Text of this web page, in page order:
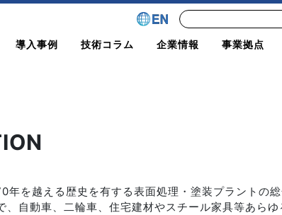
導入事例 技術コラム 企業情報 事業拠点
を越える歴史を有する表面処理・塗装プラントの
自動車、二輪車、住宅建材やスチール家具等あら